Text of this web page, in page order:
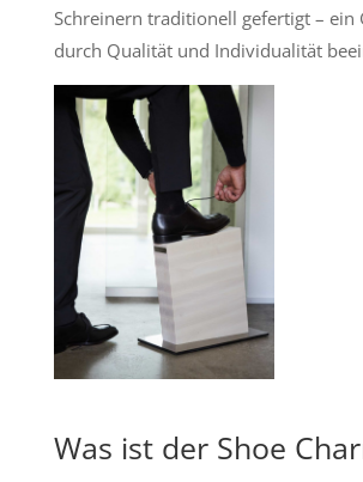
Schreinern traditionell gefertigt – ein
durch Qualität und Individualität
Was ist der Shoe